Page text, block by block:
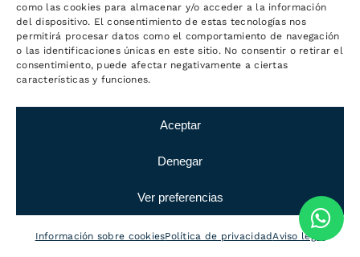
como las cookies para almacenar y/o acceder a la información
del dispositivo. El consentimiento de estas tecnologías nos
permitirá procesar datos como el comportamiento de navegación
o las identificaciones únicas en este sitio. No consentir o retirar el
consentimiento, puede afectar negativamente a ciertas
características y funciones.
Aceptar
Denegar
Ver preferencias
Información sobre cookiesPolítica de privacidadAviso legal